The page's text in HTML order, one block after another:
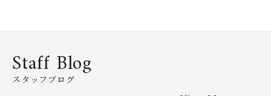
LAINE
ライネ
Staff Blog
スタッフブログ